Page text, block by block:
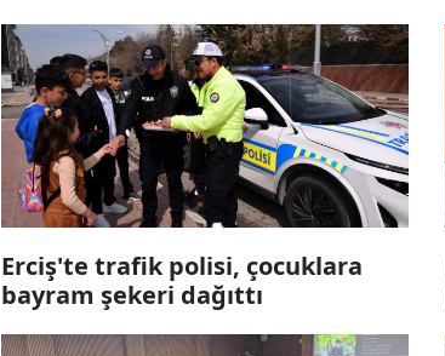
Erciş'te trafik polisi, çocuklara
bayram şekeri dağıttı